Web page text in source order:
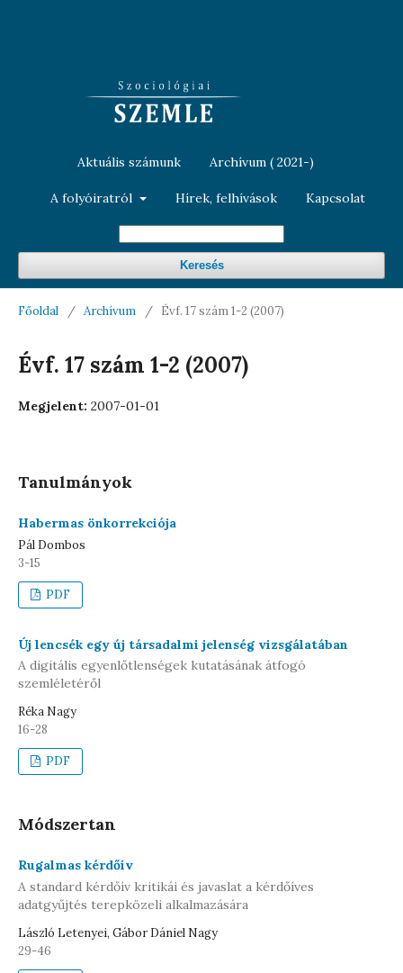
Aktuális számunk Archívum ( 2021-)
A folyóiratról Hírek, felhívások Kapcsolat
Keresés
Főoldal / Archívum / Évf. 17 szám 1-2 (2007)
Évf. 17 szám 1-2 (2007)
Megjelent: 2007-01-01
Tanulmányok
Habermas önkorrekciója
Pál Dombos
3-15
PDF
Új lencsék egy új társadalmi jelenség vizsgálatában
A digitális egyenlőtlenségek kutatásának átfogó
szemléletéről
Réka Nagy
16-28
PDF
Módszertan
Rugalmas kérdőív
A standard kérdőív kritikái és javaslat a kérdőíves
adatgyűjtés terepközeli alkalmazására
László Letenyei, Gábor Dániel Nagy
29-46